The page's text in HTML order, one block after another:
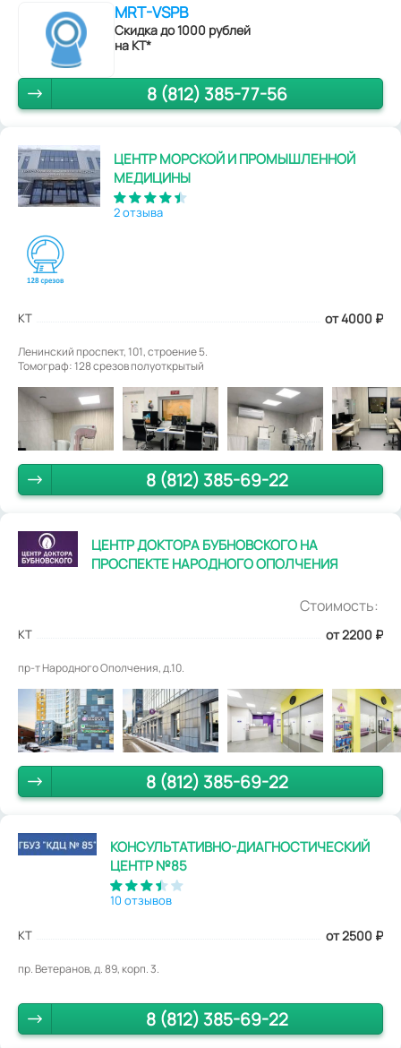
MRT-VSPB
Скидка до 1000 рублей
на КТ*
8 (812) 385-77-56
ЦЕНТР МОРСКОЙ И ПРОМЫШЛЕННОЙ
МЕДИЦИНЫ
2 отзыва
КТ от 4000 ₽
Ленинский проспект, 101, строение 5.
Томограф: 128 срезов полуоткрытый
8 (812) 385-69-22
ЦЕНТР ДОКТОРА БУБНОВСКОГО НА
ПРОСПЕКТЕ НАРОДНОГО ОПОЛЧЕНИЯ
Стоимость:
КТ от 2200 ₽
пр-т Народного Ополчения, д.10.
8 (812) 385-69-22
КОНСУЛЬТАТИВНО-ДИАГНОСТИЧЕСКИЙ
ЦЕНТР №85
10 отзывов
КТ от 2500 ₽
пр. Ветеранов, д. 89, корп. 3.
8 (812) 385-69-22